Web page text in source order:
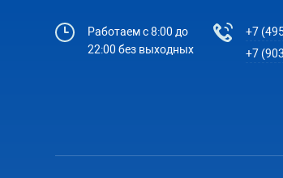
Работаем с 8:00 до
22:00 без выходных
+7
+7